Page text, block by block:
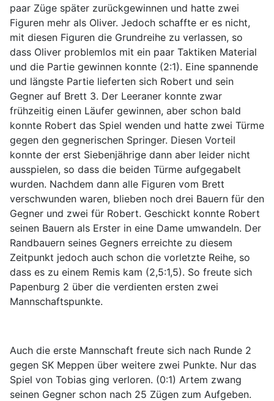
paar Züge später zurückgewinnen und hatte zwei
Figuren mehr als Oliver. Jedoch schaffte er es nicht,
mit diesen Figuren die Grundreihe zu verlassen, so
dass Oliver problemlos mit ein paar Taktiken Material
und die Partie gewinnen konnte (2:1). Eine spannende
und längste Partie lieferten sich Robert und sein
Gegner auf Brett 3. Der Leeraner konnte zwar
frühzeitig einen Läufer gewinnen, aber schon bald
konnte Robert das Spiel wenden und hatte zwei Türme
gegen den gegnerischen Springer. Diesen Vorteil
konnte der erst Siebenjährige dann aber leider nicht
ausspielen, so dass die beiden Türme aufgegabelt
wurden. Nachdem dann alle Figuren vom Brett
verschwunden waren, blieben noch drei Bauern für den
Gegner und zwei für Robert. Geschickt konnte Robert
seinen Bauern als Erster in eine Dame umwandeln. Der
Randbauern seines Gegners erreichte zu diesem
Zeitpunkt jedoch auch schon die vorletzte Reihe, so
dass es zu einem Remis kam (2,5:1,5). So freute sich
Papenburg 2 über die verdienten ersten zwei
Mannschaftspunkte.
Auch die erste Mannschaft freute sich nach Runde 2
gegen SK Meppen über weitere zwei Punkte. Nur das
Spiel von Tobias ging verloren. (0:1) Artem zwang
seinen Gegner schon nach 25 Zügen zum Aufgeben.